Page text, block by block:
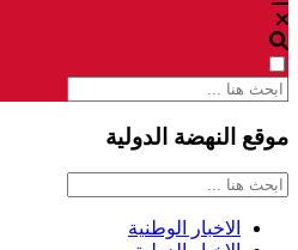
موقع النهضة الدولية
الاخبار الوطنية